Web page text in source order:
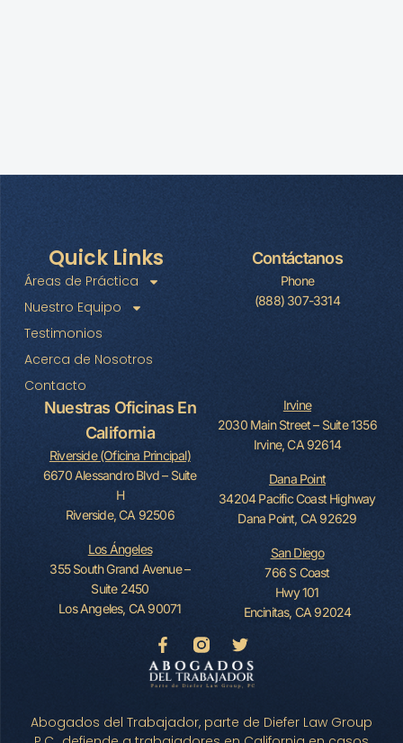
Abogados del Trabajador, parte de Diefer Law Group
Quick Links
Áreas de Práctica
Nuestro Equipo
Testimonios
Acerca de Nosotros
Contacto
Contáctanos
Phone
(888) 307-3314
Nuestras Oficinas En
California
Riverside (Oficina Principal)
6670 Alessandro Blvd – Suite
H
Riverside, CA 92506
Los Ángeles
355 South Grand Avenue –
Suite 2450
Los Angeles, CA 90071
Irvine
2030 Main Street – Suite 1356
Irvine, CA 92614
Dana Point
34204 Pacific Coast Highway
Dana Point, CA 92629
San Diego
766 S Coast
Hwy 101
Encinitas, CA 92024